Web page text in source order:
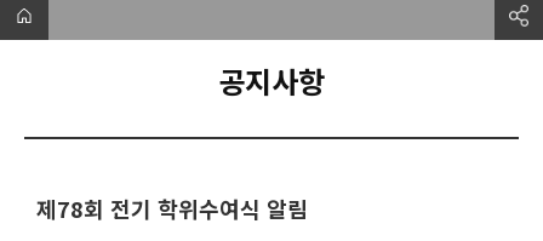
공지사항
제78회 전기 학위수여식 알림